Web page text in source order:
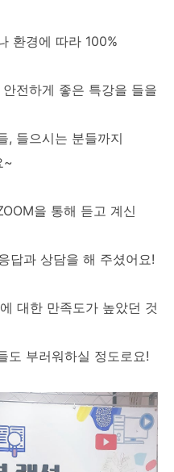
환경에 따라 100%
전하게 좋은 특강을 들을
, 들으시는 분들까지
~
을 통해 듣고 계신
답과 상담을 해 주셨어요!
대한 만족도가 높았던 것
도 부러워하실 정도로요!